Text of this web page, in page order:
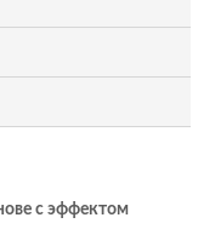
с эффектом